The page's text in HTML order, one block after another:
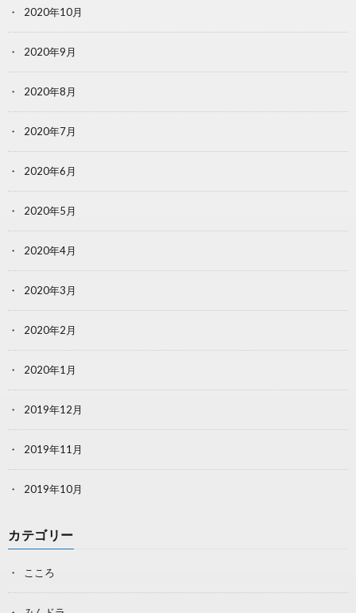
2020年10月
2020年9月
2020年8月
2020年7月
2020年6月
2020年5月
2020年4月
2020年3月
2020年2月
2020年1月
2019年12月
2019年11月
2019年10月
カテゴリー
こころ